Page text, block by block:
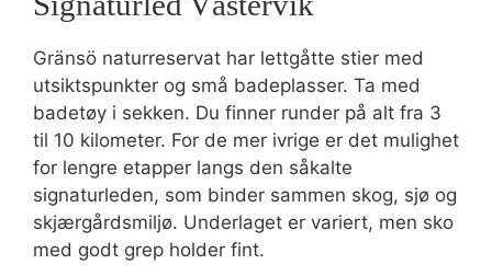
Gränsö naturreservat har lettgåtte stier med
utsiktspunkter og små badeplasser. Ta med
badetøy i sekken. Du finner runder på alt fra 3
til 10 kilometer. For de mer ivrige er det mulighet
for lengre etapper langs den såkalte
signaturleden, som binder sammen skog, sjø og
skjærgårdsmiljø. Underlaget er variert, men sko
med godt grep holder fint.